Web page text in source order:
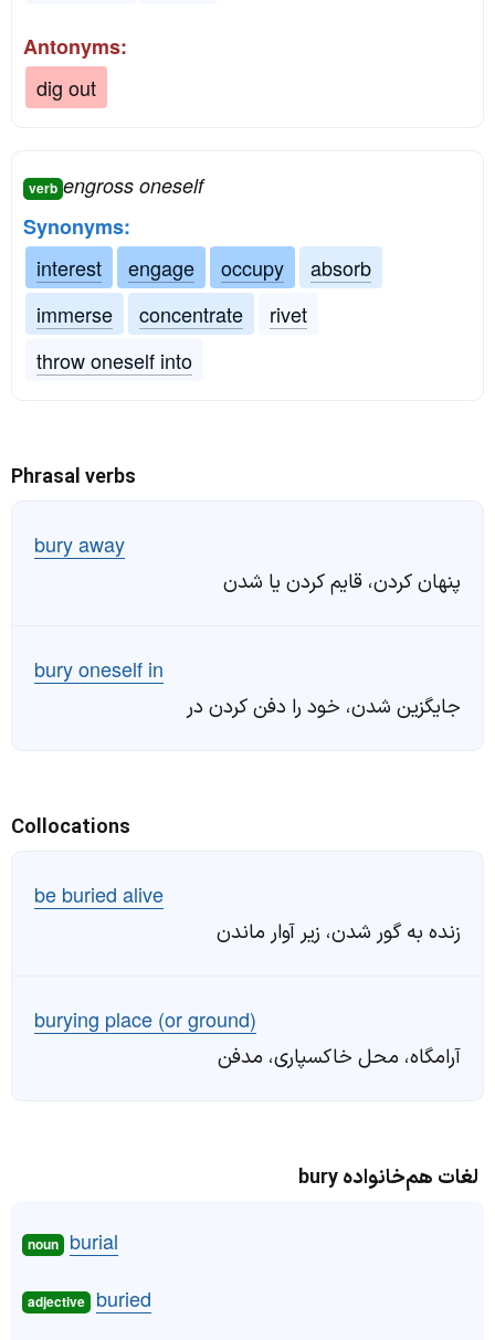
Antonyms:
dig out
verb engross oneself
Synonyms:
interest
engage occupy
absorb
immerse
concentrate
rivet
throw oneself into
Phrasal verbs
bury away
پنهان کردن، قایم کردن یا شدن
bury oneself in
جایگزین شدن، خود را دفن کردن در
Collocations
be buried alive
زنده به گور شدن، زیر آوار ماندن
burying place (or ground)
آرامگاه، محل خاکسپاری، مدفن
لغات هم‌خانواده bury
noun burial
adjective buried